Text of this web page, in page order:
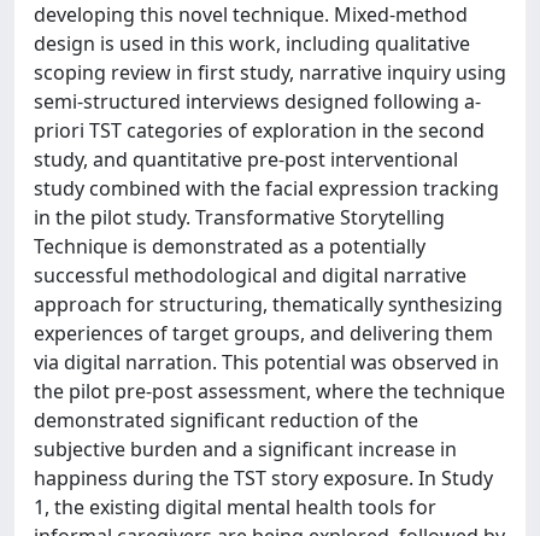
developing this novel technique. Mixed-method
design is used in this work, including qualitative
scoping review in first study, narrative inquiry using
semi-structured interviews designed following a-
priori TST categories of exploration in the second
study, and quantitative pre-post interventional
study combined with the facial expression tracking
in the pilot study. Transformative Storytelling
Technique is demonstrated as a potentially
successful methodological and digital narrative
approach for structuring, thematically synthesizing
experiences of target groups, and delivering them
via digital narration. This potential was observed in
the pilot pre-post assessment, where the technique
demonstrated significant reduction of the
subjective burden and a significant increase in
happiness during the TST story exposure. In Study
1, the existing digital mental health tools for